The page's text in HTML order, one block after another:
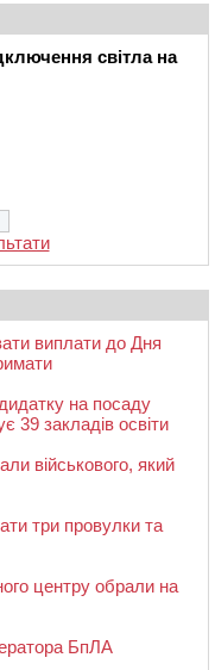
світла на
виплати до Дня
на посаду
39 закладів освіти
військового, який
три провулки та
центру обрали на
БпЛА